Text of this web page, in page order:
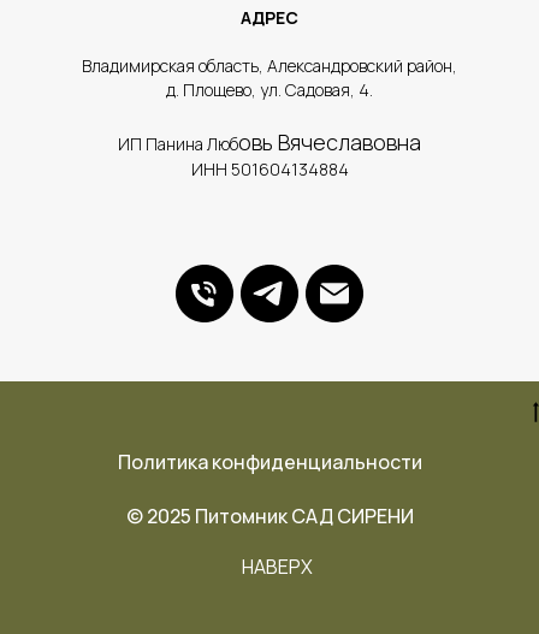
АДРЕС
​Владимирская область, Александровский район,
д. Площево, ул. Садовая, 4.
ИП Панина Любовь Вячеславовна
ИНН 501604134884
Политика конфиденциальности
© 2025 Питомник САД СИРЕНИ
НАВЕРХ